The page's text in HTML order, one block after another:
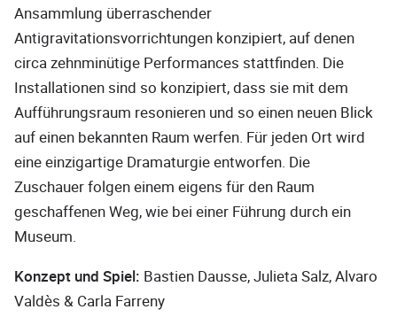
Ansammlung überraschender
Antigravitationsvorrichtungen konzipiert, auf denen
circa zehnminütige Performances stattfinden. Die
Installationen sind so konzipiert, dass sie mit dem
Aufführungsraum resonieren und so einen neuen Blick
auf einen bekannten Raum werfen. Für jeden Ort wird
eine einzigartige Dramaturgie entworfen. Die
Zuschauer folgen einem eigens für den Raum
geschaffenen Weg, wie bei einer Führung durch ein
Museum.
Konzept und Spiel: Bastien Dausse, Julieta Salz, Alvaro
Valdès & Carla Farreny